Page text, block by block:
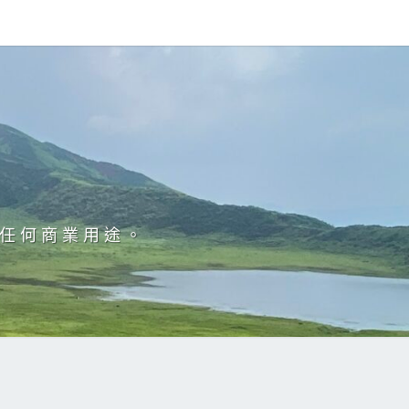
何商業用途。